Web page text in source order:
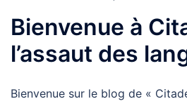
Bienvenue à
l’assaut des
Bienvenue sur le blog de «